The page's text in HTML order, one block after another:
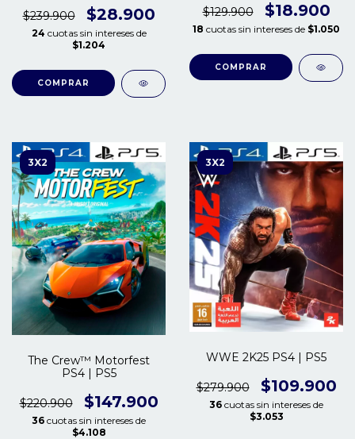
$239.900 $28.900
24 cuotas sin intereses de
$1.204
COMPRAR
$129.900 $18.900
18 cuotas sin intereses de $1.050
COMPRAR
3X2
The Crew™ Motorfest
PS4 | PS5
$220.900 $147.900
36 cuotas sin intereses de
$4.108
3X2
WWE 2K25 PS4 | PS5
$279.900 $109.900
36 cuotas sin intereses de
$3.053